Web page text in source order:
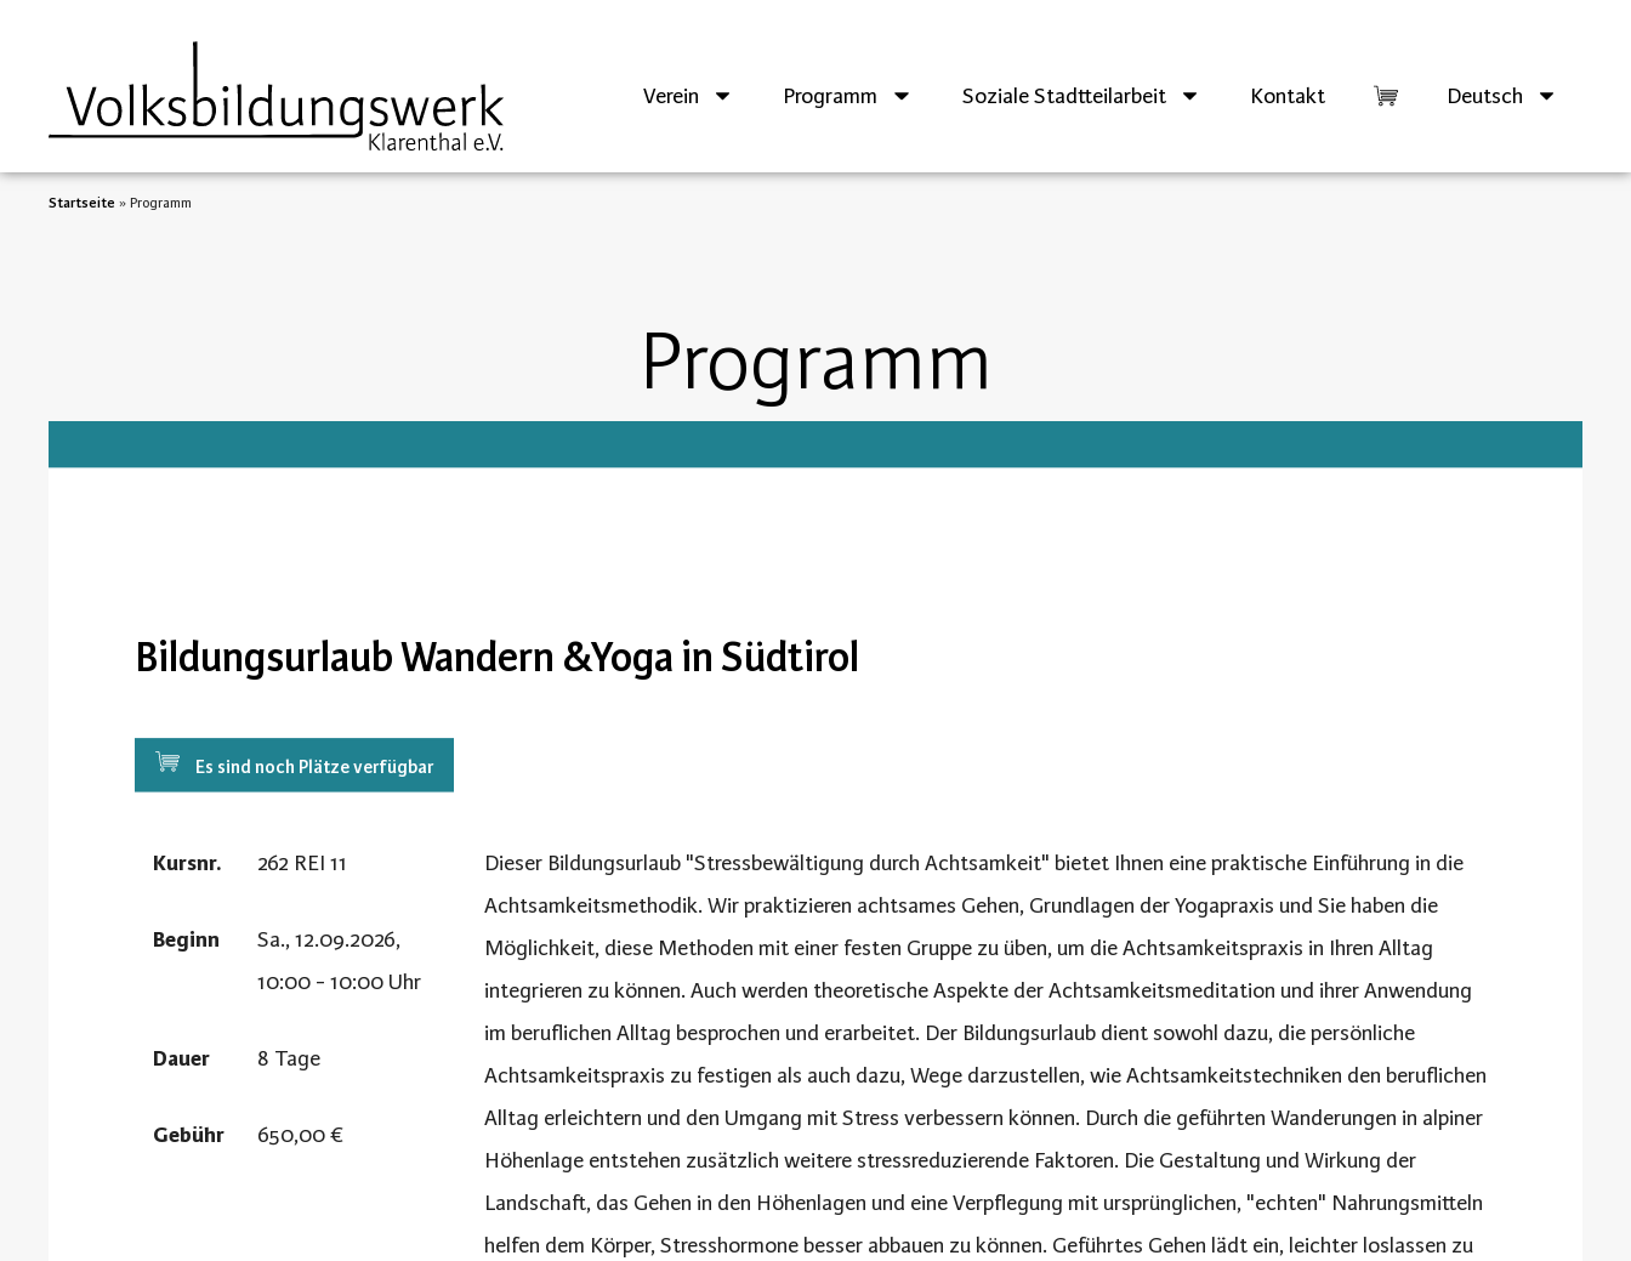
Verein Programm Soziale Stadtteilarbeit Kontakt Deutsch
Startseite » Programm
Programm
Bildungsurlaub Wandern &Yoga in Südtirol
Es sind noch Plätze verfügbar
Kursnr. 262 REI 11
Beginn
Sa., 12.09.2026,
10:00 - 10:00 Uhr
Dauer 8 Tage
Gebühr 650,00 €
Dieser Bildungsurlaub "Stressbewältigung durch Achtsamkeit" bietet Ihnen eine praktische Einführung in die
Achtsamkeitsmethodik. Wir praktizieren achtsames Gehen, Grundlagen der Yogapraxis und Sie haben die
Möglichkeit, diese Methoden mit einer festen Gruppe zu üben, um die Achtsamkeitspraxis in Ihren Alltag
integrieren zu können. Auch werden theoretische Aspekte der Achtsamkeitsmeditation und ihrer Anwendung
im beruflichen Alltag besprochen und erarbeitet. Der Bildungsurlaub dient sowohl dazu, die persönliche
Achtsamkeitspraxis zu festigen als auch dazu, Wege darzustellen, wie Achtsamkeitstechniken den beruflichen
Alltag erleichtern und den Umgang mit Stress verbessern können. Durch die geführten Wanderungen in alpiner
Höhenlage entstehen zusätzlich weitere stressreduzierende Faktoren. Die Gestaltung und Wirkung der
Landschaft, das Gehen in den Höhenlagen und eine Verpflegung mit ursprünglichen, "echten" Nahrungsmitteln
helfen dem Körper, Stresshormone besser abbauen zu können. Geführtes Gehen lädt ein, leichter loslassen zu